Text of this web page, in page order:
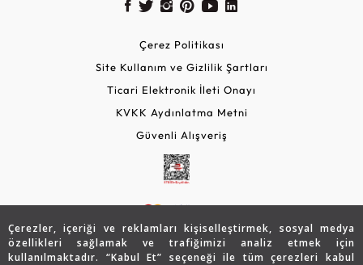
Çerezler, içeriği ve reklamları kişiselleştirmek, sosyal medya
özellikleri sağlamak ve trafiğimizi analiz etmek için
kullanılmaktadır. “Kabul Et” seçeneği ile tüm çerezleri kabul
Çerez Politikası
Site Kullanım ve Gizlilik Şartları
Ticari Elektronik İleti Onayı
KVKK Aydınlatma Metni
Güvenli Alışveriş